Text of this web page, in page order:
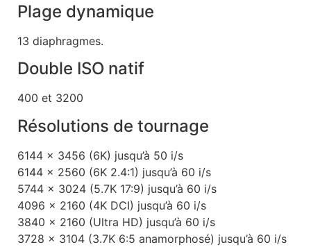
Plage dynamique
13 diaphragmes.
Double ISO natif
400 et 3200
Résolutions de tournage
6144 x 3456 (6K) jusqu’à 50 i/s
6144 x 2560 (6K 2.4:1) jusqu’à 60 i/s
5744 x 3024 (5.7K 17:9) jusqu’à 60 i/s
4096 x 2160 (4K DCI) jusqu’à 60 i/s
3840 x 2160 (Ultra HD) jusqu’à 60 i/s
3728 x 3104 (3.7K 6:5 anamorphosé) jusqu’à 60 i/s